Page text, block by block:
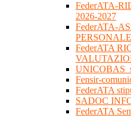
FederATA-
2026-2027
FederATA-
FederATA
Fensir-
FederATA
SADOC
FederATA